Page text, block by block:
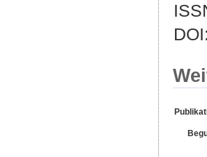
DOI: